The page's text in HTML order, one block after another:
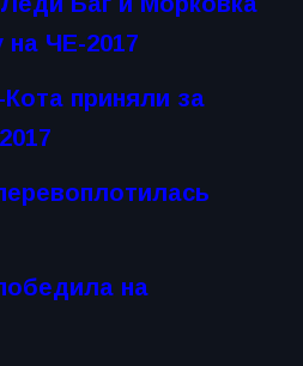
на ЧЕ-2017
приняли за
на